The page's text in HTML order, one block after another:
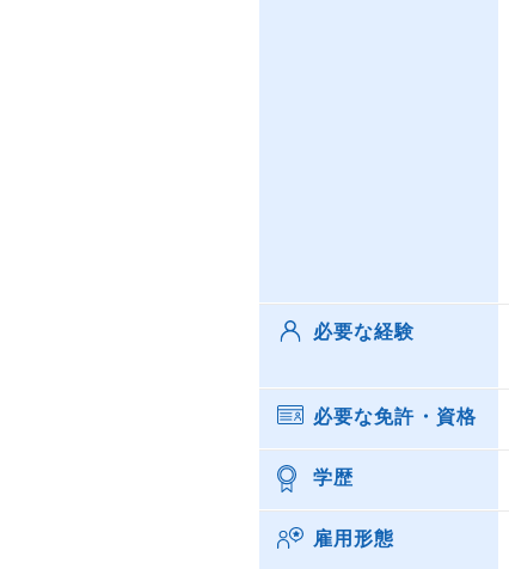
必要な経験
必要な免許・資格
学歴
雇用形態